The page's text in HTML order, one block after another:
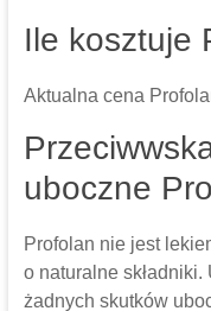
Ile kosztuje
Aktualna cena
uboczne
Profolan nie jest
o naturalne
żadnych skutków